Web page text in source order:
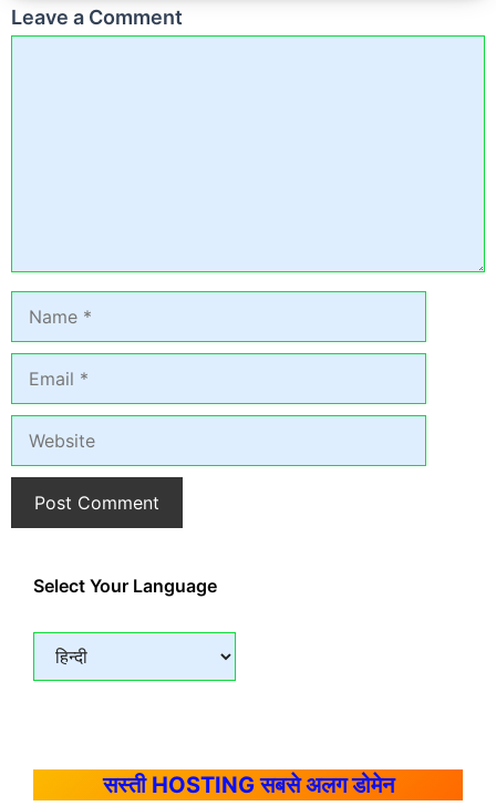
Leave a Comment
Select Your Language
सस्ती HOSTING सबसे अलग डोमेन